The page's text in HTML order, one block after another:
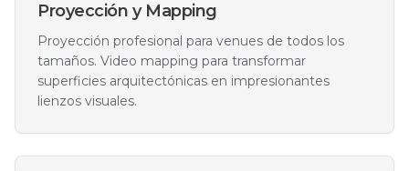
Proyección y Mapping
Proyección profesional para venues de todos los
tamaños. Video mapping para transformar
superficies arquitectónicas en impresionantes
lienzos visuales.